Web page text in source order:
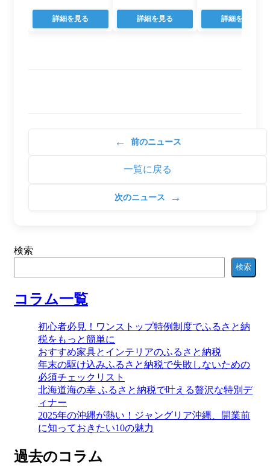
詳細を見る 詳細を見る 詳細を見る
← 前のニュース
一覧に戻る
次のニュース →
検索
検索
コラム一覧
初心者必見！ワンストップ特例制度でふるさと納
税をもっと簡単に
おすすめ家具とインテリアのふるさと納税
年末の駆け込みふるさと納税で失敗しないための
必須チェックリスト
北海道海の幸 ふるさと納税で叶える贅沢な特別デ
ィナー
2025年の沖縄が熱い！ジャングリア沖縄、開業前
に知っておきたい10の魅力
過去のコラム